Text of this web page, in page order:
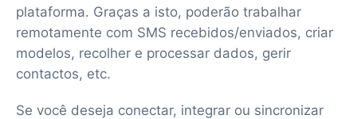
plataforma. Graças a isto, poderão trabalhar
remotamente com SMS recebidos/enviados, criar
modelos, recolher e processar dados, gerir
contactos, etc.
Se você deseja conectar, integrar ou sincronizar